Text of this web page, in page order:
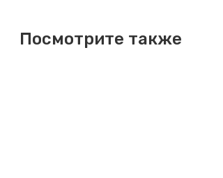
Посмотрите также